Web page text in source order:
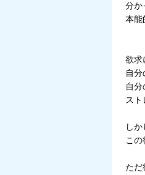
分か
本能
欲求
自
自
スト
し
この
ただ